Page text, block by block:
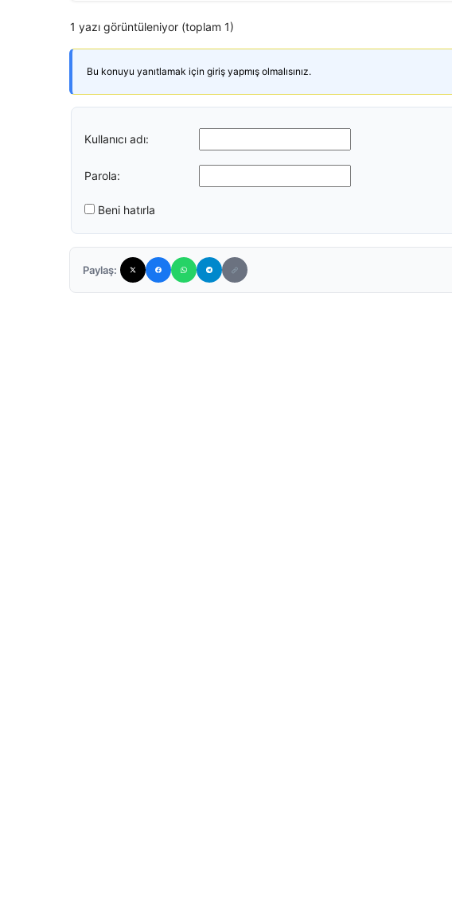
1 yazı görüntüleniyor (toplam 1)
Bu konuyu yanıtlamak için giriş yapmış olmalısınız.
Kullanıcı adı:
Parola:
Beni hatırla
Paylaş: